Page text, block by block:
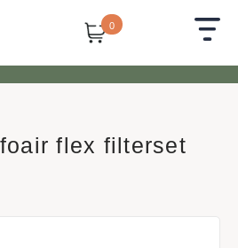
0
flex filterset